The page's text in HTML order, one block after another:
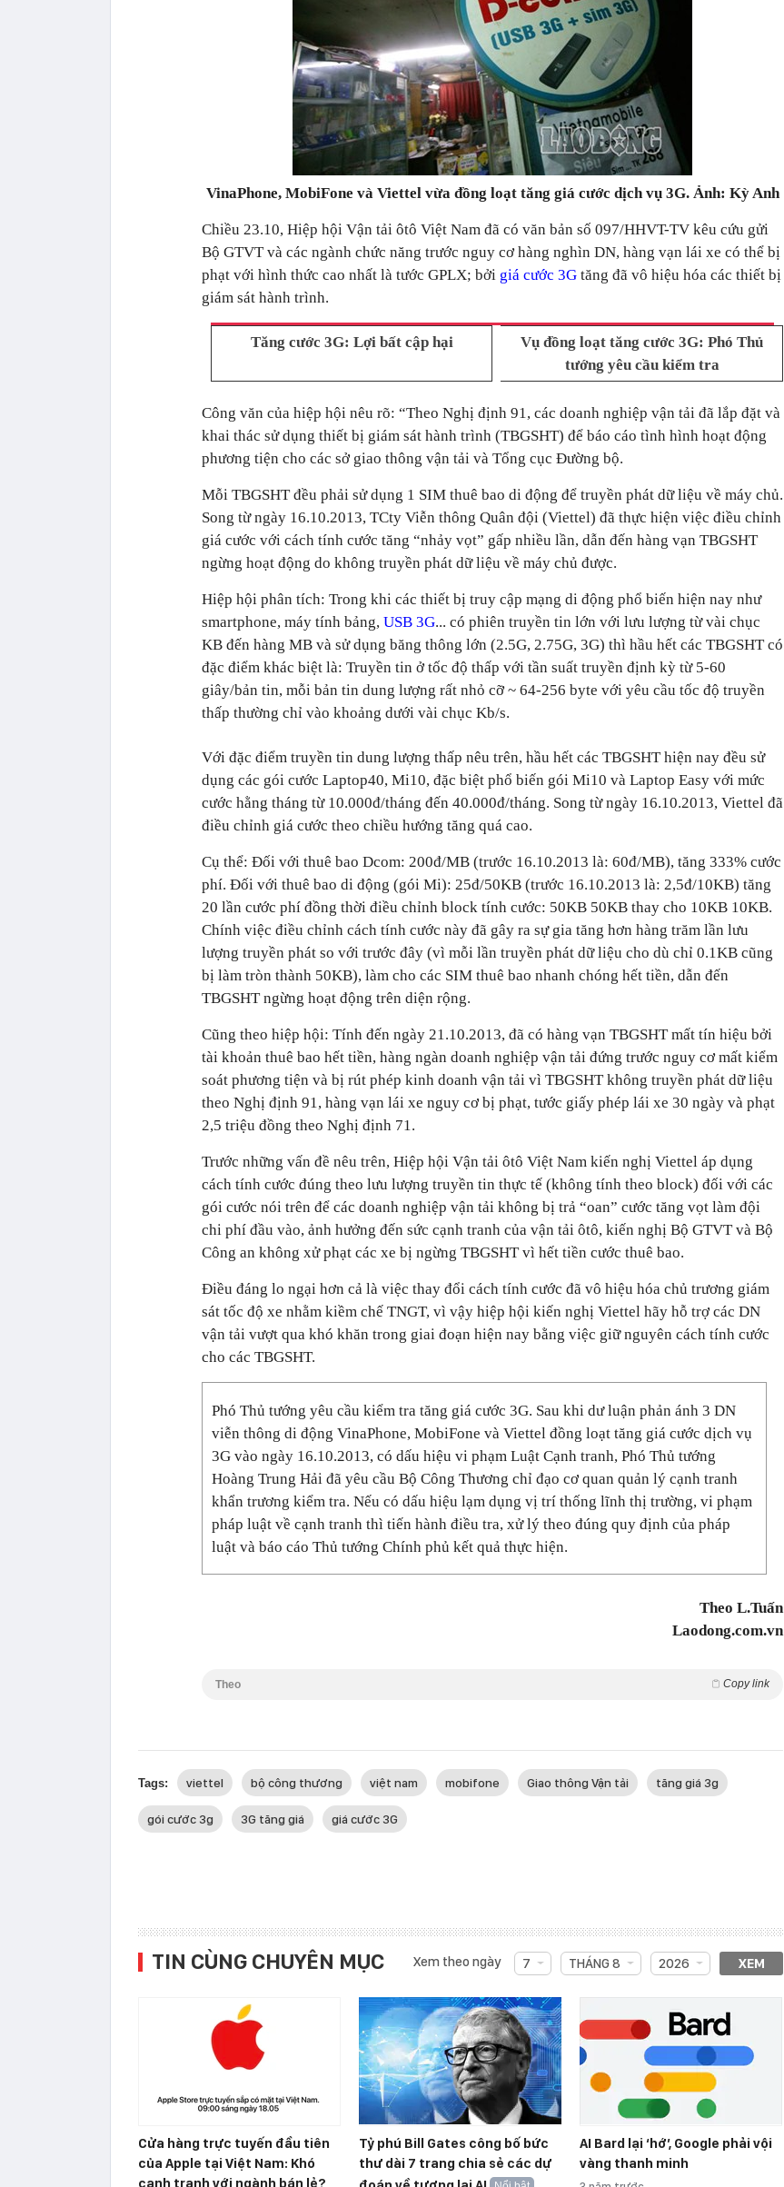
VinaPhone, MobiFone và Viettel vừa đồng loạt tăng giá cước dịch vụ 3G. Ảnh: Kỳ Anh
Chiều 23.10, Hiệp hội Vận tải ôtô Việt Nam đã có văn bản số 097/HHVT-TV kêu cứu gửi
Bộ GTVT và các ngành chức năng trước nguy cơ hàng nghìn DN, hàng vạn lái xe có thể bị
phạt với hình thức cao nhất là tước GPLX; bởi giá cước 3G tăng đã vô hiệu hóa các thiết bị
giám sát hành trình.
Tăng cước 3G: Lợi bất cập hại
Vụ đồng loạt tăng cước 3G: Phó Thủ
tướng yêu cầu kiểm tra
Công văn của hiệp hội nêu rõ: “Theo Nghị định 91, các doanh nghiệp vận tải đã lắp đặt và
khai thác sử dụng thiết bị giám sát hành trình (TBGSHT) để báo cáo tình hình hoạt động
phương tiện cho các sở giao thông vận tải và Tổng cục Đường bộ.
Mỗi TBGSHT đều phải sử dụng 1 SIM thuê bao di động để truyền phát dữ liệu về máy chủ.
Song từ ngày 16.10.2013, TCty Viễn thông Quân đội (Viettel) đã thực hiện việc điều chỉnh
giá cước với cách tính cước tăng “nhảy vọt” gấp nhiều lần, dẫn đến hàng vạn TBGSHT
ngừng hoạt động do không truyền phát dữ liệu về máy chủ được.
Hiệp hội phân tích: Trong khi các thiết bị truy cập mạng di động phổ biến hiện nay như
smartphone, máy tính bảng, USB 3G... có phiên truyền tin lớn với lưu lượng từ vài chục
KB đến hàng MB và sử dụng băng thông lớn (2.5G, 2.75G, 3G) thì hầu hết các TBGSHT có
đặc điểm khác biệt là: Truyền tin ở tốc độ thấp với tần suất truyền định kỳ từ 5-60
giây/bản tin, mỗi bản tin dung lượng rất nhỏ cỡ ~ 64-256 byte với yêu cầu tốc độ truyền
thấp thường chỉ vào khoảng dưới vài chục Kb/s.
Với đặc điểm truyền tin dung lượng thấp nêu trên, hầu hết các TBGSHT hiện nay đều sử
dụng các gói cước Laptop40, Mi10, đặc biệt phổ biến gói Mi10 và Laptop Easy với mức
cước hằng tháng từ 10.000đ/tháng đến 40.000đ/tháng. Song từ ngày 16.10.2013, Viettel đã
điều chỉnh giá cước theo chiều hướng tăng quá cao.
Cụ thể: Đối với thuê bao Dcom: 200đ/MB (trước 16.10.2013 là: 60đ/MB), tăng 333% cước
phí. Đối với thuê bao di động (gói Mi): 25đ/50KB (trước 16.10.2013 là: 2,5đ/10KB) tăng
20 lần cước phí đồng thời điều chỉnh block tính cước: 50KB 50KB thay cho 10KB 10KB.
Chính việc điều chỉnh cách tính cước này đã gây ra sự gia tăng hơn hàng trăm lần lưu
lượng truyền phát so với trước đây (vì mỗi lần truyền phát dữ liệu cho dù chỉ 0.1KB cũng
bị làm tròn thành 50KB), làm cho các SIM thuê bao nhanh chóng hết tiền, dẫn đến
TBGSHT ngừng hoạt động trên diện rộng.
Cũng theo hiệp hội: Tính đến ngày 21.10.2013, đã có hàng vạn TBGSHT mất tín hiệu bởi
tài khoản thuê bao hết tiền, hàng ngàn doanh nghiệp vận tải đứng trước nguy cơ mất kiểm
soát phương tiện và bị rút phép kinh doanh vận tải vì TBGSHT không truyền phát dữ liệu
theo Nghị định 91, hàng vạn lái xe nguy cơ bị phạt, tước giấy phép lái xe 30 ngày và phạt
2,5 triệu đồng theo Nghị định 71.
Trước những vấn đề nêu trên, Hiệp hội Vận tải ôtô Việt Nam kiến nghị Viettel áp dụng
cách tính cước đúng theo lưu lượng truyền tin thực tế (không tính theo block) đối với các
gói cước nói trên để các doanh nghiệp vận tải không bị trả “oan” cước tăng vọt làm đội
chi phí đầu vào, ảnh hưởng đến sức cạnh tranh của vận tải ôtô, kiến nghị Bộ GTVT và Bộ
Công an không xử phạt các xe bị ngừng TBGSHT vì hết tiền cước thuê bao.
Điều đáng lo ngại hơn cả là việc thay đổi cách tính cước đã vô hiệu hóa chủ trương giám
sát tốc độ xe nhằm kiềm chế TNGT, vì vậy hiệp hội kiến nghị Viettel hãy hỗ trợ các DN
vận tải vượt qua khó khăn trong giai đoạn hiện nay bằng việc giữ nguyên cách tính cước
cho các TBGSHT.
Phó Thủ tướng yêu cầu kiểm tra tăng giá cước 3G. Sau khi dư luận phản ánh 3 DN
viễn thông di động VinaPhone, MobiFone và Viettel đồng loạt tăng giá cước dịch vụ
3G vào ngày 16.10.2013, có dấu hiệu vi phạm Luật Cạnh tranh, Phó Thủ tướng
Hoàng Trung Hải đã yêu cầu Bộ Công Thương chỉ đạo cơ quan quản lý cạnh tranh
khẩn trương kiểm tra. Nếu có dấu hiệu lạm dụng vị trí thống lĩnh thị trường, vi phạm
pháp luật về cạnh tranh thì tiến hành điều tra, xử lý theo đúng quy định của pháp
luật và báo cáo Thủ tướng Chính phủ kết quả thực hiện.
Theo L.Tuấn
Laodong.com.vn
Theo Copy link
Tags: viettel bộ công thương việt nam mobifone Giao thông Vận tải tăng giá 3g
gói cước 3g 3G tăng giá giá cước 3G
TIN CÙNG CHUYÊN MỤC Xem theo ngày 7 THÁNG 8 2026 XEM
Cửa hàng trực tuyến đầu tiên
của Apple tại Việt Nam: Khó
cạnh tranh với ngành bán lẻ?
Tỷ phú Bill Gates công bố bức
thư dài 7 trang chia sẻ các dự
AI Bard lại ‘hớ’, Google phải vội
vàng thanh minh